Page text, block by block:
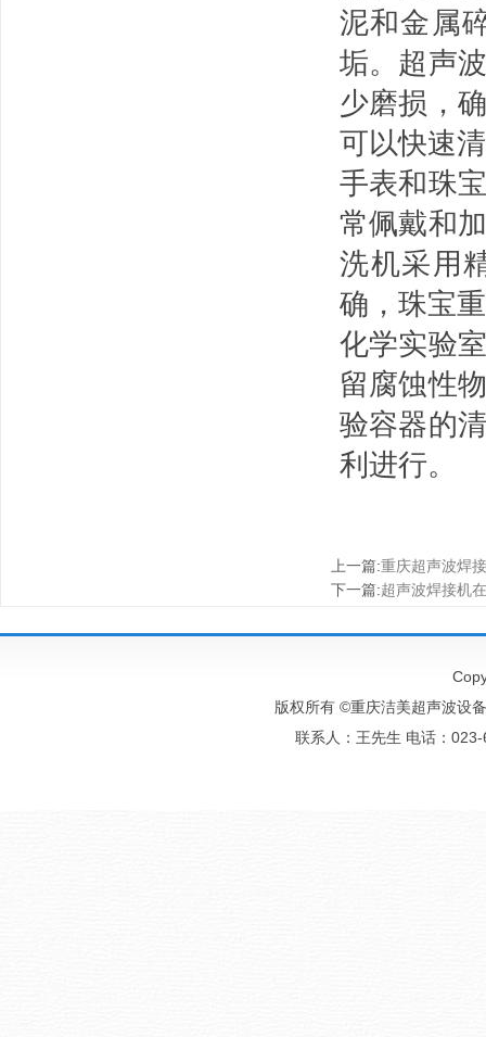
泥和金属
垢。超声
少磨损，
可以快速
手表和珠
常佩戴和
洗机采用
确，珠宝
化学实验
留腐蚀性
验容器的
利进行。
上一篇:重庆超声波焊
下一篇:超声波焊接机
版权所有 ©重庆洁美超声波设
联系人：王先生 电话：